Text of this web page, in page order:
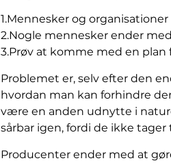
1.Mennesker og
2.Nogle mennesker ender
3.Prøv at komme med en
Problemet er, selv efter den
hvordan man kan forhindre
være en anden udnytte i
sårbar igen, fordi de ikke
Producenter ender med at